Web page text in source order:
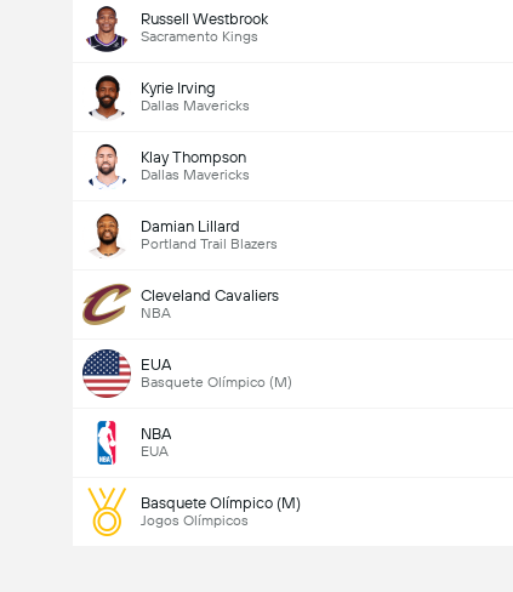
Russell Westbrook
Sacramento Kings
Kyrie Irving
Dallas Mavericks
Klay Thompson
Dallas Mavericks
Damian Lillard
Portland Trail Blazers
Cleveland Cavaliers
NBA
EUA
Basquete Olímpico (M)
NBA
EUA
Basquete Olímpico (M)
Jogos Olímpicos